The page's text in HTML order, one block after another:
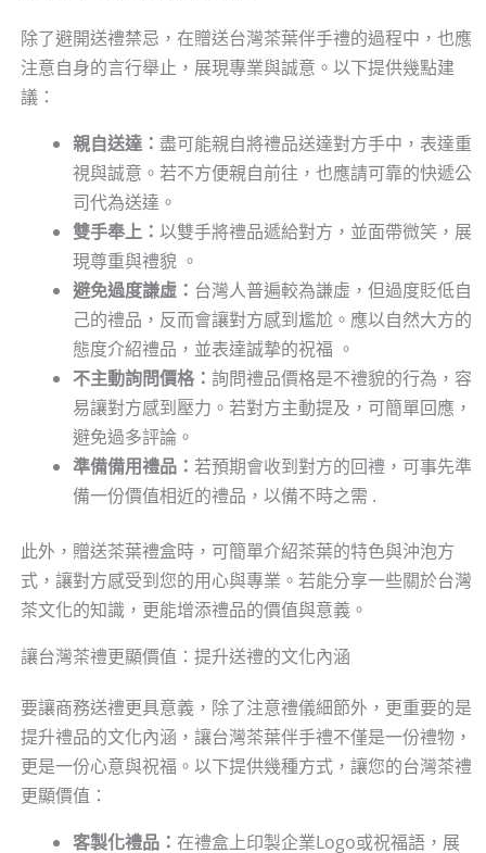
除了避開送禮禁忌，在贈送台灣茶葉伴手禮的過程中，也應
注意自身的言行舉止，展現專業與誠意。以下提供幾點建
議：
親自送達： 盡可能親自將禮品送達對方手中，表達重
視與誠意。若不方便親自前往，也應請可靠的快遞公
司代為送達。
雙手奉上： 以雙手將禮品遞給對方，並面帶微笑，展
現尊重與禮貌 。
避免過度謙虛： 台灣人普遍較為謙虛，但過度貶低自
己的禮品，反而會讓對方感到尷尬。應以自然大方的
態度介紹禮品，並表達誠摯的祝福 。
不主動詢問價格： 詢問禮品價格是不禮貌的行為，容
易讓對方感到壓力。若對方主動提及，可簡單回應，
避免過多評論。
準備備用禮品： 若預期會收到對方的回禮，可事先準
備一份價值相近的禮品，以備不時之需 .
此外，贈送茶葉禮盒時，可簡單介紹茶葉的特色與沖泡方
式，讓對方感受到您的用心與專業。若能分享一些關於台灣
茶文化的知識，更能增添禮品的價值與意義。
讓台灣茶禮更顯價值：提升送禮的文化內涵
要讓商務送禮更具意義，除了注意禮儀細節外，更重要的是
提升禮品的文化內涵，讓台灣茶葉伴手禮不僅是一份禮物，
更是一份心意與祝福。以下提供幾種方式，讓您的台灣茶禮
更顯價值：
客製化禮品： 在禮盒上印製企業Logo或祝福語，展